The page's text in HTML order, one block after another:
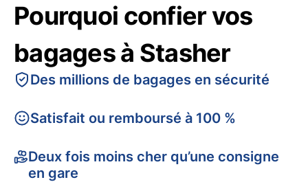
Pourquoi confier vos
bagages à Stasher
Des millions de bagages en sécurité
Satisfait ou remboursé à 100 %
Deux fois moins cher qu’une consigne
en gare